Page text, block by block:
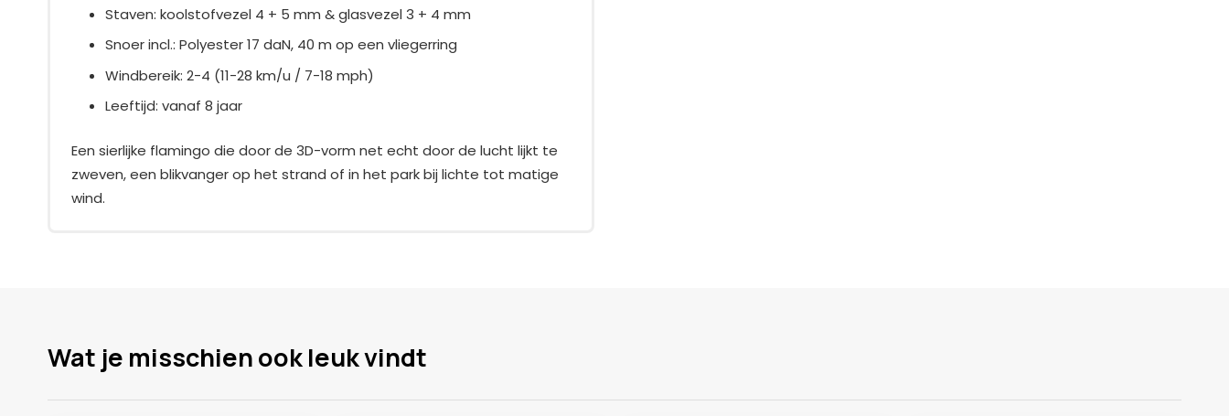
Staven: koolstofvezel 4 + 5 mm & glasvezel 3 + 4 mm
Snoer incl.: Polyester 17 daN, 40 m op een vliegerring
Windbereik: 2-4 (11-28 km/u / 7-18 mph)
Leeftijd: vanaf 8 jaar
Een sierlijke flamingo die door de 3D-vorm net echt door de lucht lijkt te
zweven, een blikvanger op het strand of in het park bij lichte tot matige
wind.
Wat je misschien ook leuk vindt